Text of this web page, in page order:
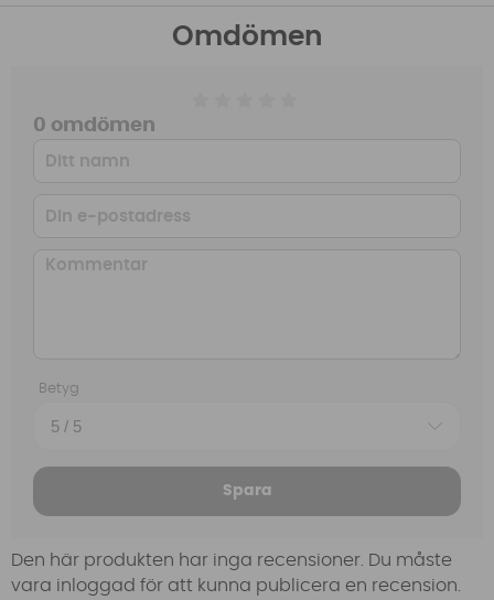
Omdömen
0 omdömen
Betyg
Spara
Den här produkten har inga recensioner. Du måste
vara inloggad för att kunna publicera en recension.